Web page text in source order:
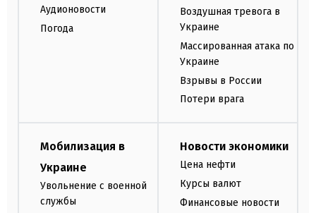
Аудионовости
Погода
Воздушная тревога в
Украине
Массированная атака по
Украине
Взрывы в России
Потери врага
Мобилизация в
Украине
Увольнение с военной
службы
Новости экономики
Цена нефти
Курсы валют
Финансовые новости